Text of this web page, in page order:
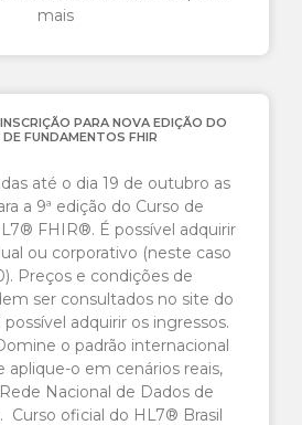
mais
PARA NOVA EDIÇÃO DO
DE FUNDAMENTOS FHIR
até o dia 19 de outubro as
a 9ª edição do Curso de
FHIR®. É possível adquirir
ou corporativo (neste caso
Preços e condições de
ser consultados no site do
adquirir os ingressos.
o padrão internacional
o em cenários reais,
Nacional de Dados de
Curso oficial do HL7® Brasil